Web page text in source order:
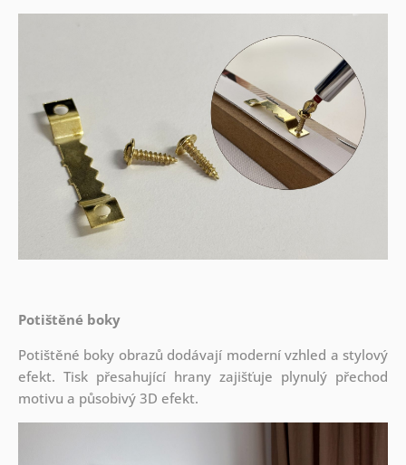
Potištěné boky
Potištěné boky obrazů dodávají moderní vzhled a stylový
efekt. Tisk přesahující hrany zajišťuje plynulý přechod
motivu a působivý 3D efekt.